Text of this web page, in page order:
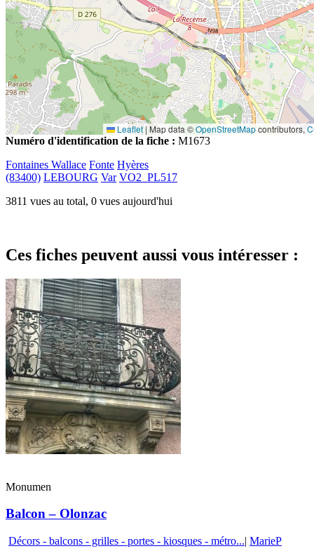
Leaflet |Map data ©OpenStreetMapcontributors,
Numéro d'identification de la fiche : M1673
Fontaines Wallace Fonte Hyères
(83400) LEBOURG Var VO2_PL517
3811 vues au total, 0 vues aujourd'hui
Ces fiches peuvent aussi vous intéresser :
Monumen
Balcon – Olonzac
Décors - balcons - grilles - portes - kiosques - métro...| MarieP